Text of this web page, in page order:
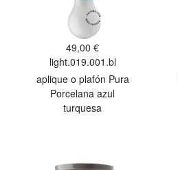
49,00 €
light.019.001.bl
aplique o plafón Pura
Porcelana azul
turquesa